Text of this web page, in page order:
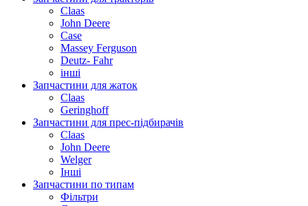
Claas
John Deere
Case
Massey Ferguson
Deutz- Fahr
інші
Запчастини для жаток
Claas
Geringhoff
Запчастини для прес-підбирачів
Claas
John Deere
Welger
Інші
Запчастини по типам
Фільтри